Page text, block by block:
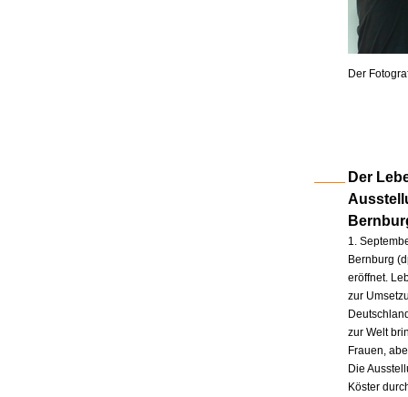
Der
Der
1.
Bernburg
eröffnet.
zur
zur Welt
Frauen,
Die
Köster